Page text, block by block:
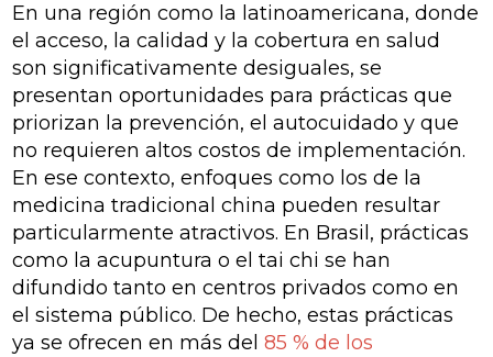
En una región como la latinoamericana, donde
el acceso, la calidad y la cobertura en salud
son significativamente desiguales, se
presentan oportunidades para prácticas que
priorizan la prevención, el autocuidado y que
no requieren altos costos de implementación.
En ese contexto, enfoques como los de la
medicina tradicional china pueden resultar
particularmente atractivos. En Brasil, prácticas
como la acupuntura o el tai chi se han
difundido tanto en centros privados como en
el sistema público. De hecho, estas prácticas
ya se ofrecen en más del85 % de los